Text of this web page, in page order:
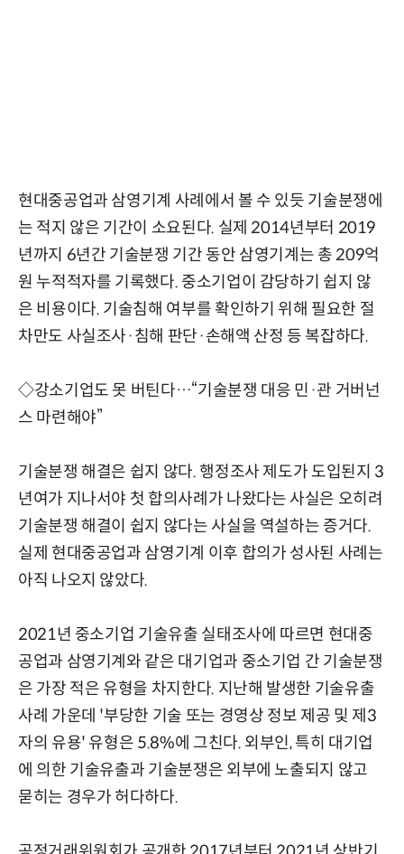
현대중공업과 삼영기계 사례에서 볼 수 있듯 기술분쟁에
는 적지 않은 기간이 소요된다. 실제 2014년부터 2019
년까지 6년간 기술분쟁 기간 동안 삼영기계는 총 209억
원 누적적자를 기록했다. 중소기업이 감당하기 쉽지 않
은 비용이다. 기술침해 여부를 확인하기 위해 필요한 절
차만도 사실조사·침해 판단·손해액 산정 등 복잡하다.
◇강소기업도 못 버틴다…“기술분쟁 대응 민·관 거버넌
스 마련해야”
기술분쟁 해결은 쉽지 않다. 행정조사 제도가 도입된지 3
년여가 지나서야 첫 합의사례가 나왔다는 사실은 오히려
기술분쟁 해결이 쉽지 않다는 사실을 역설하는 증거다.
실제 현대중공업과 삼영기계 이후 합의가 성사된 사례는
아직 나오지 않았다.
2021년 중소기업 기술유출 실태조사에 따르면 현대중
공업과 삼영기계와 같은 대기업과 중소기업 간 기술분쟁
은 가장 적은 유형을 차지한다. 지난해 발생한 기술유출
사례 가운데 '부당한 기술 또는 경영상 정보 제공 및 제3
자의 유용' 유형은 5.8%에 그친다. 외부인, 특히 대기업
에 의한 기술유출과 기술분쟁은 외부에 노출되지 않고
묻히는 경우가 허다하다.